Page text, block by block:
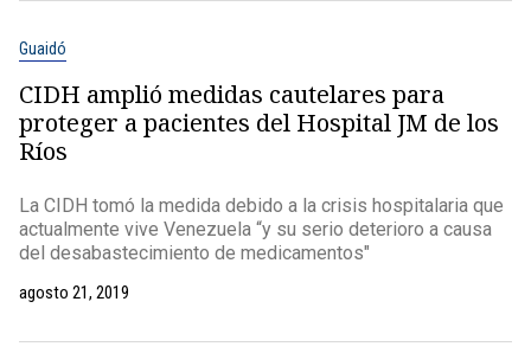
Guaidó
CIDH amplió medidas cautelares para
proteger a pacientes del Hospital JM de los
Ríos
La CIDH tomó la medida debido a la crisis hospitalaria que
actualmente vive Venezuela “y su serio deterioro a causa
del desabastecimiento de medicamentos"
agosto 21, 2019